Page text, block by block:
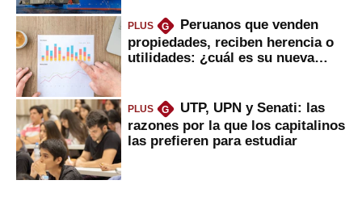
PLUS G
Peruanos que venden
propiedades, reciben herencia o
utilidades: ¿cuál es su nueva
PLUS G
UTP, UPN y Senati: las
razones por la que los capitalinos
las prefieren para estudiar